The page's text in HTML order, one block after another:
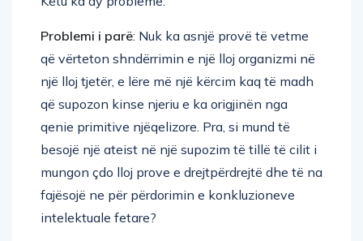
Problemi i parë: Nuk ka asnjë provë të vetme
që vërteton shndërrimin e një lloj organizmi në
një lloj tjetër, e lëre më një kërcim kaq të madh
që supozon kinse njeriu e ka origjinën nga
qenie primitive njëqelizore. Pra, si mund të
besojë një ateist në një supozim të tillë të cilit i
mungon çdo lloj prove e drejtpërdrejtë dhe të na
fajësojë ne për përdorimin e konkluzioneve
intelektuale fetare?